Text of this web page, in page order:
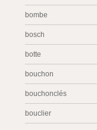
bombe
bosch
botte
bouchon
bouchonclés
bouclier